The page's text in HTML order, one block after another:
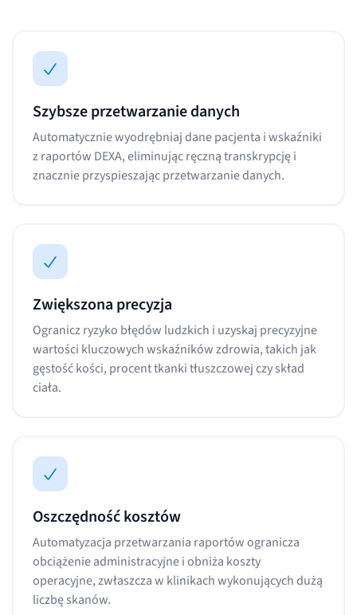
Szybsze przetwarzanie danych
Automatycznie wyodrębniaj dane pacjenta i wskaźniki
z raportów DEXA, eliminując ręczną transkrypcję i
znacznie przyspieszając przetwarzanie danych.
Zwiększona precyzja
Ogranicz ryzyko błędów ludzkich i uzyskaj precyzyjne
wartości kluczowych wskaźników zdrowia, takich jak
gęstość kości, procent tkanki tłuszczowej czy skład
ciała.
Oszczędność kosztów
Automatyzacja przetwarzania raportów ogranicza
obciążenie administracyjne i obniża koszty
operacyjne, zwłaszcza w klinikach wykonujących dużą
liczbę skanów.